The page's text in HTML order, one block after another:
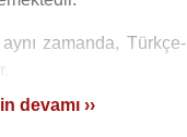
zamanda,
tarzında single ve
devamı ››